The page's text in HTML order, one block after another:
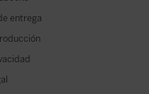
entrega